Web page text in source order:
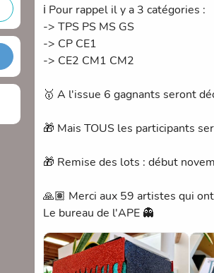
ℹ️ Pour rappel il y a 3 catégories :
-> TPS PS MS GS
-> CP CE1
-> CE2 CM1 CM2
🥇 A l'issue 6 gagnants seront
🎁 Mais TOUS les participants
🎁 Remise des lots : début
🙏🏽 Merci aux 59 artistes qui
Le bureau de l'APE 👻